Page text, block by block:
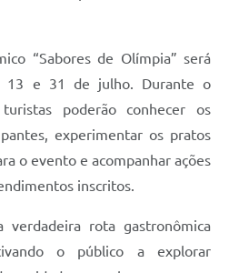
“Sabores de Olímpia” será
13 e 31 de julho. Durante o
poderão conhecer os
experimentar os pratos
o evento e acompanhar ações
inscritos.
rota gastronômica
o público a explorar